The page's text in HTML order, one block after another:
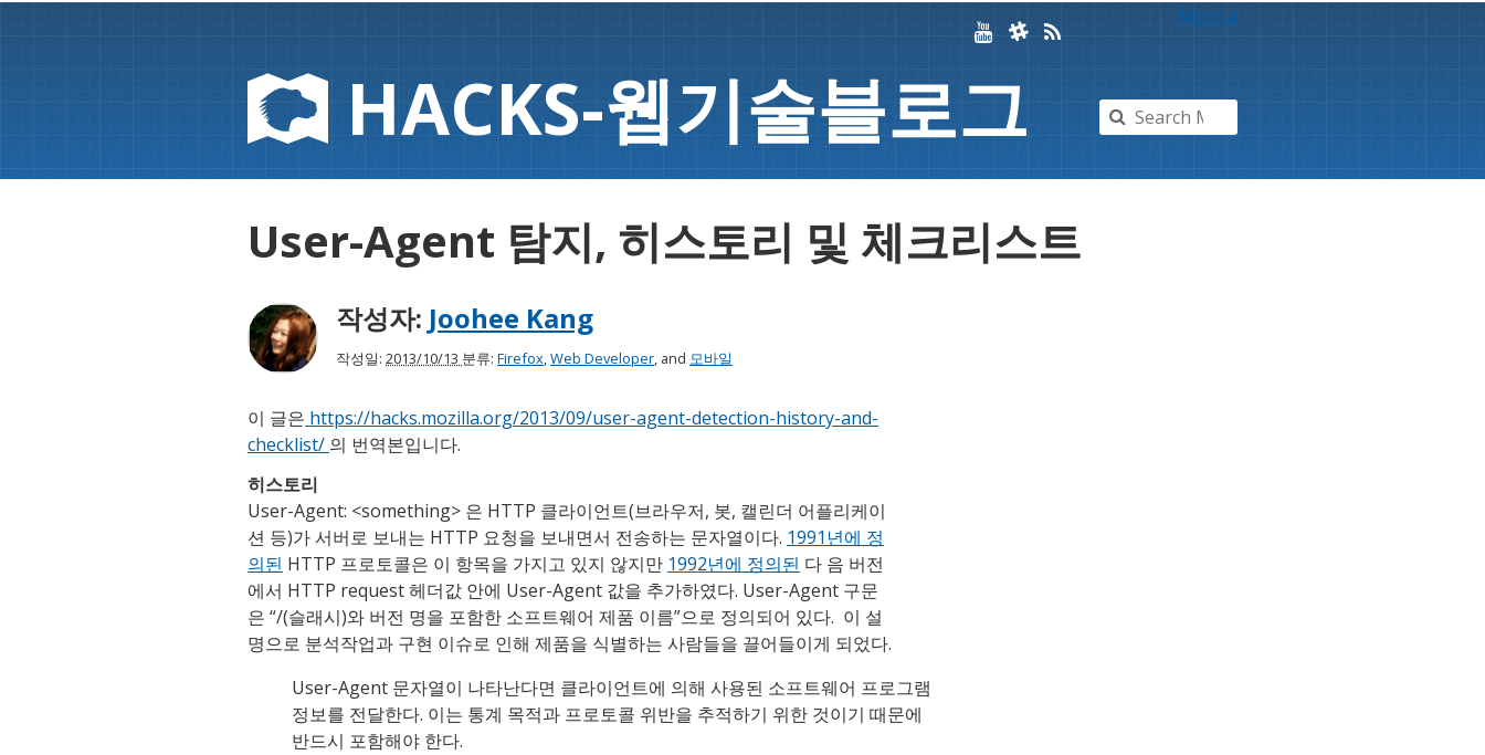
Mozilla
HACKS-웹기술블로그
User-Agent 탐지, 히스토리 및 체크리스트
작성자: Joohee Kang
작성일: 2013/10/13 분류: Firefox,Web Developer, and 모바일
이 글은 https://hacks.mozilla.org/2013/09/user-agent-detection-history-and-
checklist/ 의 번역본입니다.
히스토리
User-Agent: <something> 은 HTTP 클라이언트(브라우저, 봇, 캘린더 어플리케이
션 등)가 서버로 보내는 HTTP 요청을 보내면서 전송하는 문자열이다. 1991년에 정
의된 HTTP 프로토콜은 이 항목을 가지고 있지 않지만 1992년에 정의된 다 음 버전
에서 HTTP request 헤더값 안에 User-Agent 값을 추가하였다. User-Agent 구문
은 “/(슬래시)와 버전 명을 포함한 소프트웨어 제품 이름”으로 정의되어 있다. 이 설
명으로 분석작업과 구현 이슈로 인해 제품을 식별하는 사람들을 끌어들이게 되었다.
User-Agent 문자열이 나타난다면 클라이언트에 의해 사용된 소프트웨어 프로그램
정보를 전달한다. 이는 통계 목적과 프로토콜 위반을 추적하기 위한 것이기 때문에
반드시 포함해야 한다.